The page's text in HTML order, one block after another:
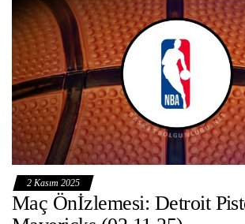
2 Kasım 2025
Maç Önİzlemesi: Detroit